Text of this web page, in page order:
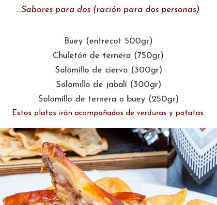
…Sabores para dos (ración para dos personas)
Buey (entrecot 500gr)
Chuletón de ternera (750gr)
Solomillo de ciervo (300gr)
Solomillo de jabalí (300gr)
Solomillo de ternera o buey (250gr)
Estos platos irán acompañados de verduras y patatas.